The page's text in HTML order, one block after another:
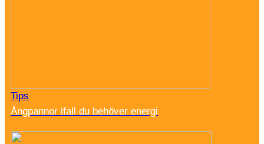
Tips
Ångpannor ifall du behöver energi